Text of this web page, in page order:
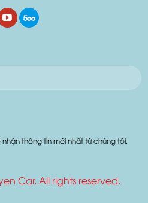
thông tin mới nhất từ chúng tôi.
Car. All rights reserved.